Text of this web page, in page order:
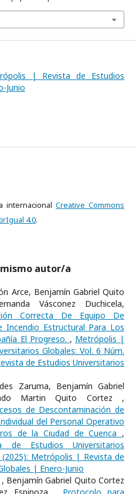
| Revista de Estudios
Junio
internacionalCreative Commons
4.0.
autor/a
Arce, Benjamín Gabriel Quito
Vásconez Duchicela,
Correcta De Equipo De
Incendio Estructural Para Los
El Progreso. , Metrópolis |
Globales: Vol. 6 Núm.
de Estudios Universitarios
Zaruma, Benjamín Gabriel
Martin Quito Cortez ,
de Descontaminación de
del Personal Operativo
de la Ciudad de Cuenca ,
Estudios Universitarios
Metrópolis | Revista de
| Enero-Junio
Benjamín Gabriel Quito Cortez